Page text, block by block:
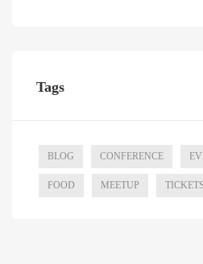
Tags
BLOG CONFERENCE
FOOD MEETUP TICKETS